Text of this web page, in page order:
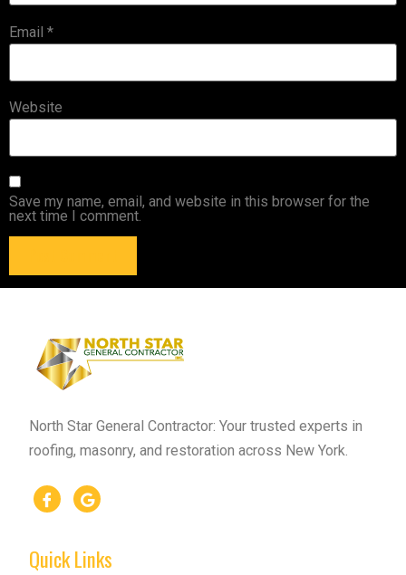
Email *
Website
Save my name, email, and website in this browser for the
next time I comment.
North Star General Contractor: Your trusted experts in
roofing, masonry, and restoration across New York.
Quick Links